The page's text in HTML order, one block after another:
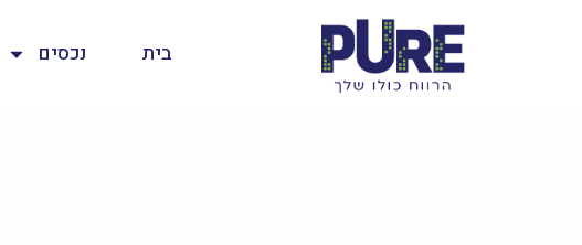
בית נכסים